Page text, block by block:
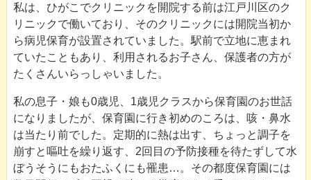
私は、ひがこでクリニックを開院する前は江戸川区のク
リニックで働いており、そのクリニックには開院当初か
ら病児保育が設置されていました。駅前で立地に恵まれ
ていたこともあり、利用されるお子さん、保護者の方が
たくさんいらっしゃいました。
私の息子・娘も0歳児、1歳児クラスから保育園のお世話
になりましたが、保育園に行き初めのころは、咳・鼻水
は当たり前でした。定期的に熱は出す、ちょっと調子を
崩すと嘔吐を繰り返す、2回目の予防接種を待たずして水
ぼうそうにもおたふくにも罹患…。その都度保育園には